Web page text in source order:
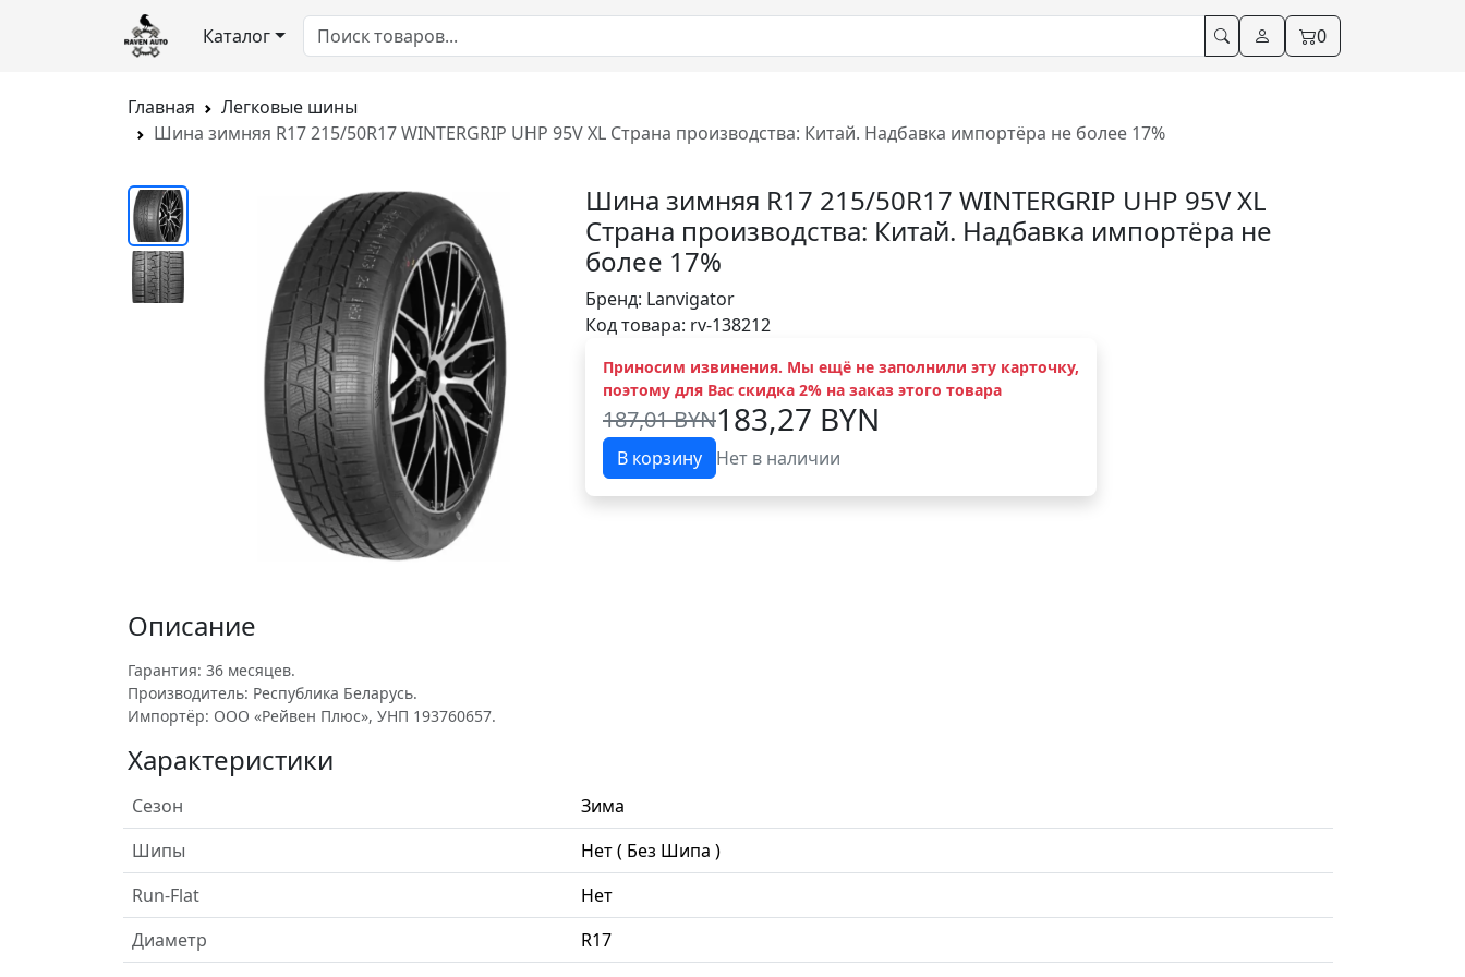
Каталог 0
Главная
Легковые шины
Шина зимняя R17 215/50R17 WINTERGRIP UHP 95V XL Страна производства: Китай. Надбавка импортёра не более 17%
Шина зимняя R17 215/50R17 WINTERGRIP UHP 95V XL
Страна производства: Китай. Надбавка импортёра не
более 17%
Бренд: Lanvigator
Код товара: rv-138212
Приносим извинения. Мы ещё не заполнили эту карточку,
поэтому для Вас скидка 2% на заказ этого товара
187,01 BYN183,27 BYN
В корзину Нет в наличии
Описание
Гарантия: 36 месяцев.
Производитель: Республика Беларусь.
Импортёр: ООО «Рейвен Плюс», УНП 193760657.
Характеристики
Сезон
Зима
Шипы
Нет ( Без Шипа )
Run-Flat
Нет
Диаметр
R17